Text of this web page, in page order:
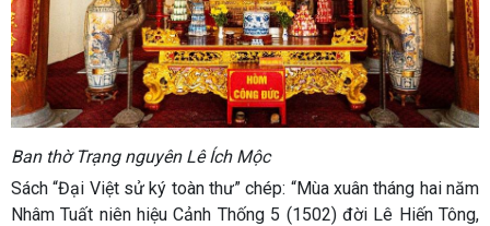
Ban thờ Trạng nguyên Lê Ích Mộc
Sách “Đại Việt sử ký toàn thư” chép: “Mùa xuân tháng hai năm
Nhâm Tuất niên hiệu Cảnh Thống 5 (1502) đời Lê Hiến Tông,